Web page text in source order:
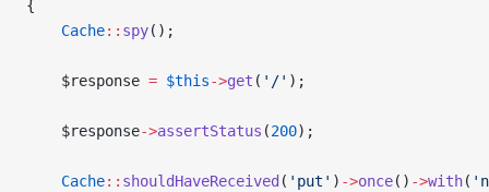
{
    Cache
:: spy();
    $response
= $this->get ( '/' );
    $response
->assertStatus (200);
    Cache
:: shouldHaveReceived ( 'put' ) ->once() ->with(